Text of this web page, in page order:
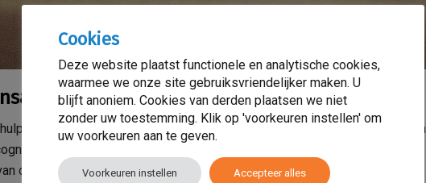
Zorg
in Amsterdam. We richten ons op gericht stimuleren van de cliënt in zijn
ontwikkeling vanuit een systeemgerichte benadering. Er wordt
de zelfredzaamheid en het opbouwen van positief zelfbeeld. Er wordt
Cookies
Deze website plaatst functionele en analytische cookies,
waarmee we onze site gebruiksvriendelijker maken. U
blijft anoniem. Cookies van derden plaatsen we niet
zonder uw toestemming. Klik op 'voorkeuren instellen' om
uw voorkeuren aan te geven.
Voorkeuren instellen Accepteer alles